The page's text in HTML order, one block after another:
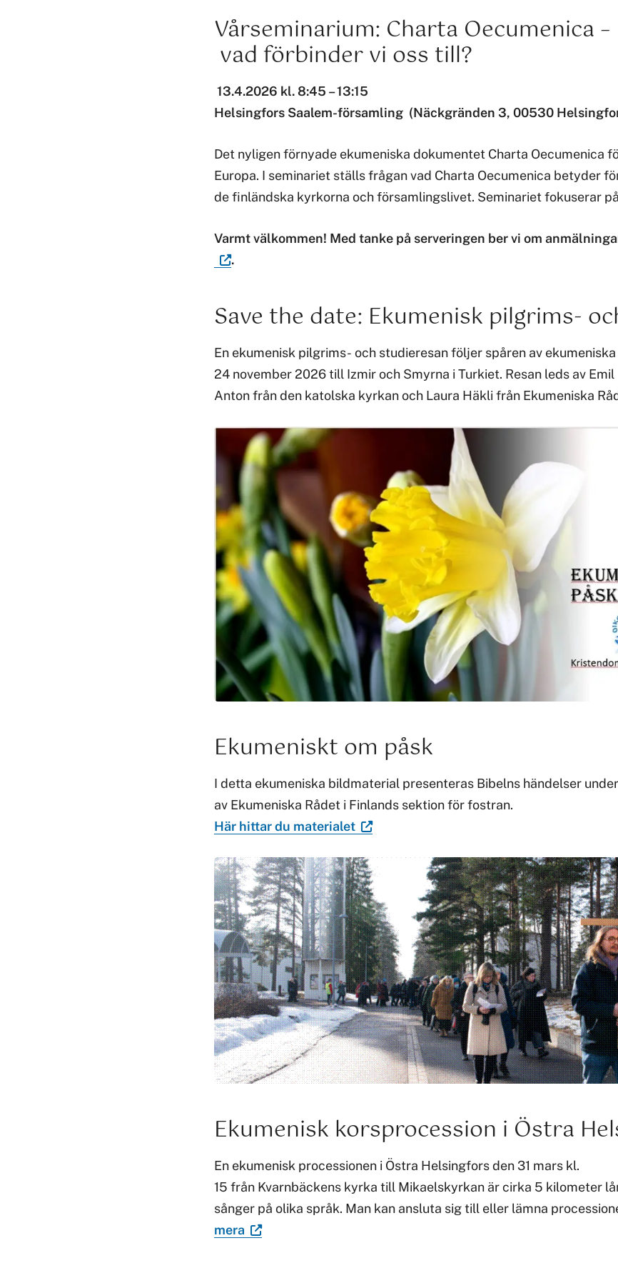
Vårseminarium: Charta Oecumenica –
vad förbinder vi oss till?
13.4.2026 kl. 8:45 – 13:15
Helsingfors Saalem-församling (Näckgränden 3, 00530
Det nyligen förnyade ekumeniska dokumentet Charta
Europa. I seminariet ställs frågan vad Charta Oecumenica betyder
de finländska kyrkorna och församlingslivet. Seminariet fokuserar
Varmt välkommen! Med tanke på serveringen ber vi om
.
Save the date: Ekumenisk pilgrims-
En ekumenisk pilgrims- och studieresan följer spåren av
24 november 2026 till Izmir och Smyrna i Turkiet. Resan leds av Emil
Anton från den katolska kyrkan och Laura Häkli från Ekumeniska
Ekumeniskt om påsk
I detta ekumeniska bildmaterial presenteras Bibelns händelser
av Ekumeniska Rådet i Finlands sektion för fostran.
Här hittar du materialet
Ekumenisk korsprocession i Östra
En ekumenisk processionen i Östra Helsingfors den 31 mars kl.
15 från Kvarnbäckens kyrka till Mikaelskyrkan är cirka 5 kilometer
sånger på olika språk. Man kan ansluta sig till eller lämna
mera